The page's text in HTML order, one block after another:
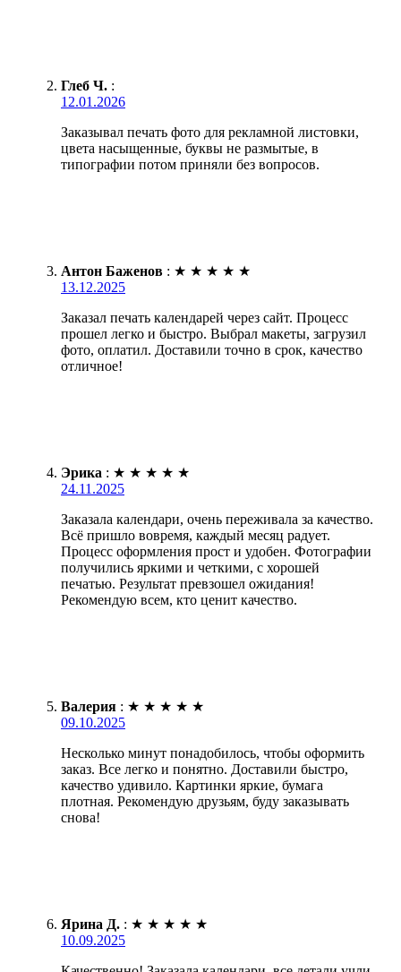
Глеб Ч. :
12.01.2026
Заказывал печать фото для рекламной листовки,
цвета насыщенные, буквы не размытые, в
типографии потом приняли без вопросов.
Антон Баженов : ★ ★ ★ ★ ★
13.12.2025
Заказал печать календарей через сайт. Процесс
прошел легко и быстро. Выбрал макеты, загрузил
фото, оплатил. Доставили точно в срок, качество
отличное!
Эрика : ★ ★ ★ ★ ★
24.11.2025
Заказала календари, очень переживала за качество.
Всё пришло вовремя, каждый месяц радует.
Процесс оформления прост и удобен. Фотографии
получились яркими и четкими, с хорошей
печатью. Результат превзошел ожидания!
Рекомендую всем, кто ценит качество.
Валерия : ★ ★ ★ ★ ★
09.10.2025
Несколько минут понадобилось, чтобы оформить
заказ. Все легко и понятно. Доставили быстро,
качество удивило. Картинки яркие, бумага
плотная. Рекомендую друзьям, буду заказывать
снова!
Ярина Д. : ★ ★ ★ ★ ★
10.09.2025